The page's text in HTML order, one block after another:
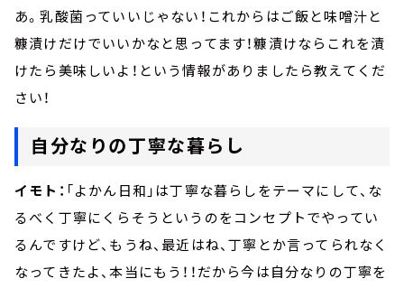
あ。乳酸菌っていいじゃない！これからはご飯と味噌汁と
糠漬けだけでいいかなと思ってます！糠漬けならこれを漬
けたら美味しいよ！という情報がありましたら教えてくだ
さい！
自分なりの丁寧な暮らし
イモト： 「よかん日和」は丁寧な暮らしをテーマにして、な
るべく丁寧にくらそうというのをコンセプトでやってい
るんですけど、もうね、最近はね、丁寧とか言ってられなく
なってきたよ、本当にもう！！だから今は自分なりの丁寧を